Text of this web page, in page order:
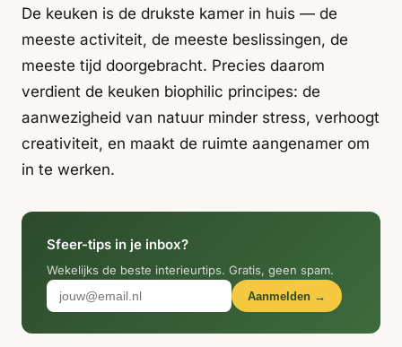
Industrial
Italiaans
Design
Japandi
Japans Zen Maximalistisch Mediterraans
Midcentury
Modern
Modern
Klassiek
Modern
Moody
Scandinavisch Wabi-Sabi
De keuken is de drukste kamer in huis — de
meeste activiteit, de meeste beslissingen, de
meeste tijd doorgebracht. Precies daarom
verdient de keuken biophilic principes: de
aanwezigheid van natuur minder stress, verhoogt
creativiteit, en maakt de ruimte aangenamer om
in te werken.
Sfeer-tips in je inbox?
Wekelijks de beste interieurtips. Gratis, geen spam.
Aanmelden →